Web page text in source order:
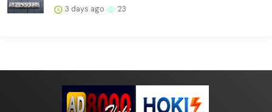
3 days ago 23